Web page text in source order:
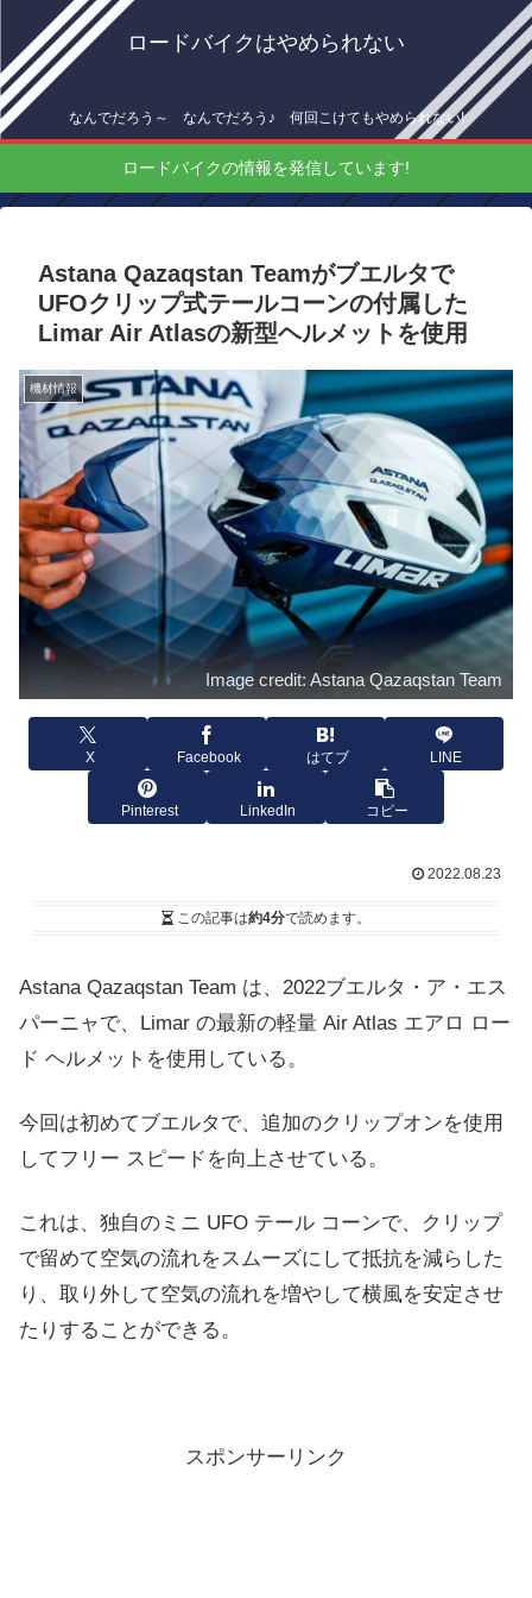
ロードバイクはやめられない
なんでだろう～ なんでだろう♪ 何回こけてもやめられない!
ロードバイクの情報を発信しています!
Astana Qazaqstan Teamがブエルタで
UFOクリップ式テールコーンの付属した
Limar Air Atlasの新型ヘルメットを使用
機材情報
Image credit: Astana Qazaqstan Team
X Facebook はてブ LINE
Pinterest LinkedIn コピー
2022.08.23
この記事は約4分で読めます。
Astana Qazaqstan Team は、2022ブエルタ・ア・エス
パーニャで、Limar の最新の軽量 Air Atlas エアロ ロー
ド ヘルメットを使用している。
今回は初めてブエルタで、追加のクリップオンを使用
してフリー スピードを向上させている。
これは、独自のミニ UFO テール コーンで、クリップ
で留めて空気の流れをスムーズにして抵抗を減らした
り、取り外して空気の流れを増やして横風を安定させ
たりすることができる。
スポンサーリンク